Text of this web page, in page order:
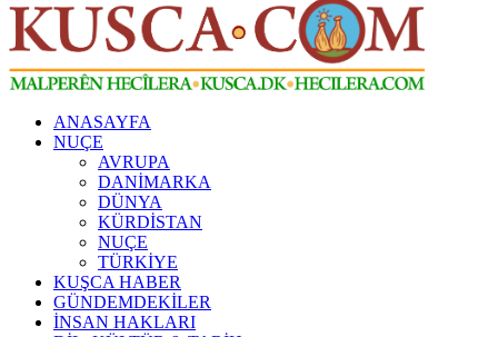
ANASAYFA
NUÇE
AVRUPA
DANİMARKA
DÜNYA
KÜRDİSTAN
NUÇE
TÜRKİYE
KUŞCA HABER
GÜNDEMDEKİLER
İNSAN HAKLARI